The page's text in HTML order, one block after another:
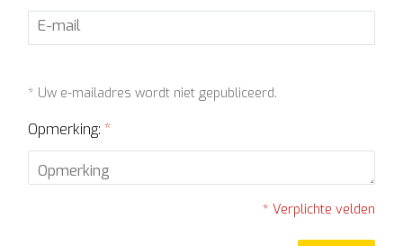
* Uw e-mailadres wordt niet gepubliceerd.
Opmerking: *
* Verplichte velden